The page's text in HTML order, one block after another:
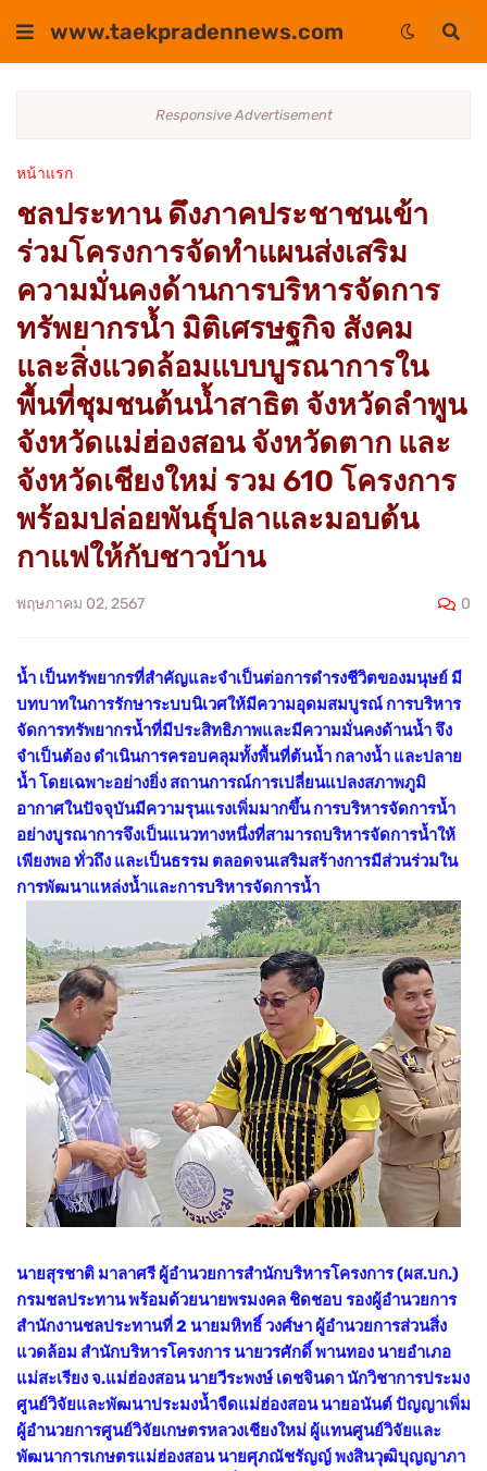
www.taekpradennews.com
Responsive Advertisement
หน้าแรก
ชลประทาน ดึงภาคประชาชนเข้า
ร่วมโครงการจัดทำแผนส่งเสริม
ความมั่นคงด้านการบริหารจัดการ
ทรัพยากรน้ำ มิติเศรษฐกิจ สังคม
และสิ่งแวดล้อมแบบบูรณาการใน
พื้นที่ชุมชนต้นน้ำสาธิต จังหวัดลำพูน
จังหวัดแม่ฮ่องสอน จังหวัดตาก และ
จังหวัดเชียงใหม่ รวม 610 โครงการ
พร้อมปล่อยพันธุ์ปลาและมอบต้น
กาแฟให้กับชาวบ้าน
พฤษภาคม 02, 2567 0
น้ำ เป็นทรัพยากรที่สำคัญและจำเป็นต่อการดำรงชีวิตของมนุษย์ มี
บทบาทในการรักษาระบบนิเวศให้มีความอุดมสมบูรณ์ การบริหาร
จัดการทรัพยากรน้ำที่มีประสิทธิภาพและมีความมั่นคงด้านน้ำ จึง
จำเป็นต้อง ดำเนินการครอบคลุมทั้งพื้นที่ต้นน้ำ กลางน้ำ และปลาย
น้ำ โดยเฉพาะอย่างยิ่ง สถานการณ์การเปลี่ยนแปลงสภาพภูมิ
อากาศในปัจจุบันมีความรุนแรงเพิ่มมากขึ้น การบริหารจัดการน้ำ
อย่างบูรณาการจึงเป็นแนวทางหนึ่งที่สามารถบริหารจัดการน้ำให้
เพียงพอ ทั่วถึง และเป็นธรรม ตลอดจนเสริมสร้างการมีส่วนร่วมใน
การพัฒนาแหล่งน้ำและการบริหารจัดการน้ำ
นายสุรชาติ มาลาศรี ผู้อำนวยการสำนักบริหารโครงการ (ผส.บก.)
กรมชลประทาน พร้อมด้วยนายพรมงคล ชิดชอบ รองผู้อำนวยการ
สำนักงานชลประทานที่ 2 นายมหิทธิ์ วงศ์ษา ผู้อำนวยการส่วนสิ่ง
แวดล้อม สำนักบริหารโครงการ นายวรศักดิ์ พานทอง นายอำเภอ
แม่สะเรียง จ.แม่ฮ่องสอน นายวีระพงษ์ เดชจินดา นักวิชาการประมง
ศูนย์วิจัยและพัฒนาประมงน้ำจืดแม่ฮ่องสอน นายอนันต์ ปัญญาเพิ่ม
ผู้อำนวยการศูนย์วิจัยเกษตรหลวงเชียงใหม่ ผู้แทนศูนย์วิจัยและ
พัฒนาการเกษตรแม่ฮ่องสอน นายศุภณัชรัญญ์ พงสินวุฒิบุญญาภา